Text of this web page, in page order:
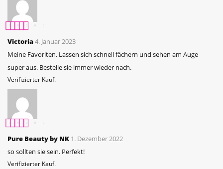
Bewertet mit5
von 5
Victoria4. Januar 2023
Meine Favoriten. Lassen sich schnell fächern und sehen am Auge
super aus. Bestelle sie immer wieder nach.
Verifizierter Kauf.
Bewertet mit5
von 5
Pure Beauty by NK 1. Dezember 2022
so sollten sie sein. Perfekt!
Verifizierter Kauf.